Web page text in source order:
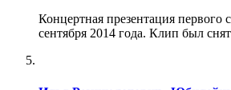
Концертная презентация
сентября 2014 года. Клип был